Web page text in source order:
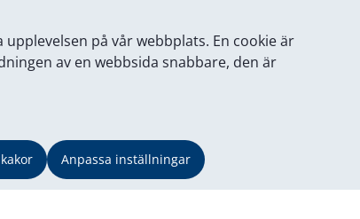
på vår webbplats. En cookie är
av en webbsida snabbare, den är
Anpassa inställningar